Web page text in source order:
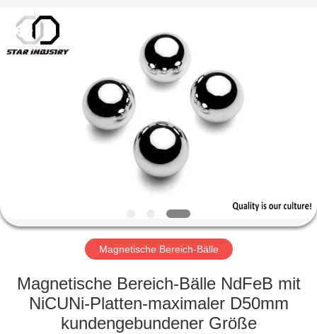
PRODUKTE
FABRIK-
AUSFLUG
QUALITÄTSKONTROLLE
2020
magnetsassembly.com.
All
Magnetische Bereich-Bälle
Magnetische Bereich-Bälle NdFeB mit
NiCUNi-Platten-maximaler D50mm
kundengebundener Größe